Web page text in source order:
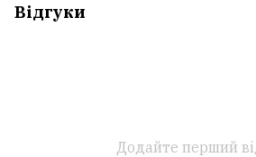
Відгуки
Додайте перший